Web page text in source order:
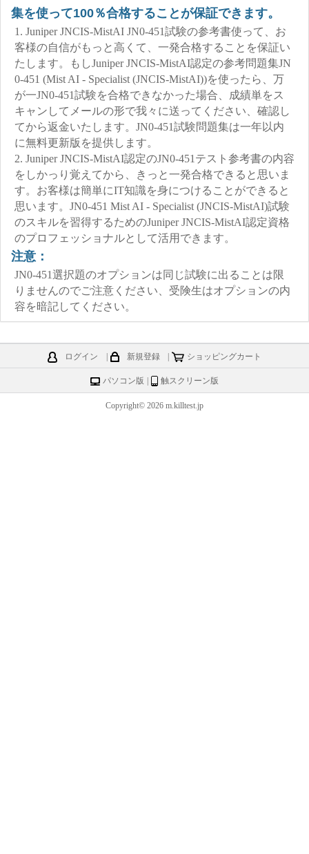
集を使って100％合格することが保証できます。
1. Juniper JNCIS-MistAI JN0-451試験の参考書使って、お
客様の自信がもっと高くて、一発合格することを保証い
たします。もしJuniper JNCIS-MistAI認定の参考問題集JN
0-451 (Mist AI - Specialist (JNCIS-MistAI))を使ったら、万
が一JN0-451試験を合格できなかった場合、成績単をス
キャンしてメールの形で我々に送ってください、確認し
てから返金いたします。JN0-451試験問題集は一年以内
に無料更新版を提供します。
2. Juniper JNCIS-MistAI認定のJN0-451テスト参考書の内容
をしかっり覚えてから、きっと一発合格できると思いま
す。お客様は簡単にIT知識を身につけることができると
思います。JN0-451 Mist AI - Specialist (JNCIS-MistAI)試験
のスキルを習得するためのJuniper JNCIS-MistAI認定資格
のプロフェッショナルとして活用できます。
注意：
JN0-451選択題のオプションは同じ試験に出ることは限
りませんのでご注意ください、受険生はオプションの内
容を暗記してください。
ログイン 新規登録 ショッピングカート
パソコン版 触スクリーン版
Copyright© 2026 m.killtest.jp